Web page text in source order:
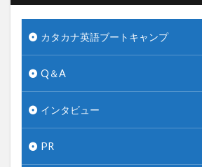
カタカナ英語ブートキャンプ
Q＆A
インタビュー
PR